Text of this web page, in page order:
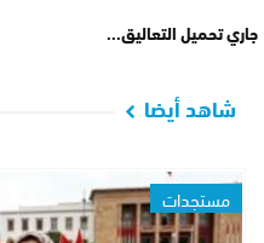
جاري تحميل التعاليق...
شاهد أيضا
مستجدات